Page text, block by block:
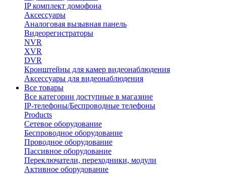
IP комплект домофона
Аксессуары
Аналоговая вызывная панель
Видеорегистраторы
NVR
XVR
DVR
Кронштейны для камер видеонаблюдения
Аксессуары для видеонаблюдения
Все товары
Все категории доступные в магазине
IP-телефоны/Беспроводные телефоны
Products
Сетевое оборудование
Беспроводное оборудование
Проводное оборудование
Пассивное оборудование
Переключатели, переходники, модули
Активное оборудование